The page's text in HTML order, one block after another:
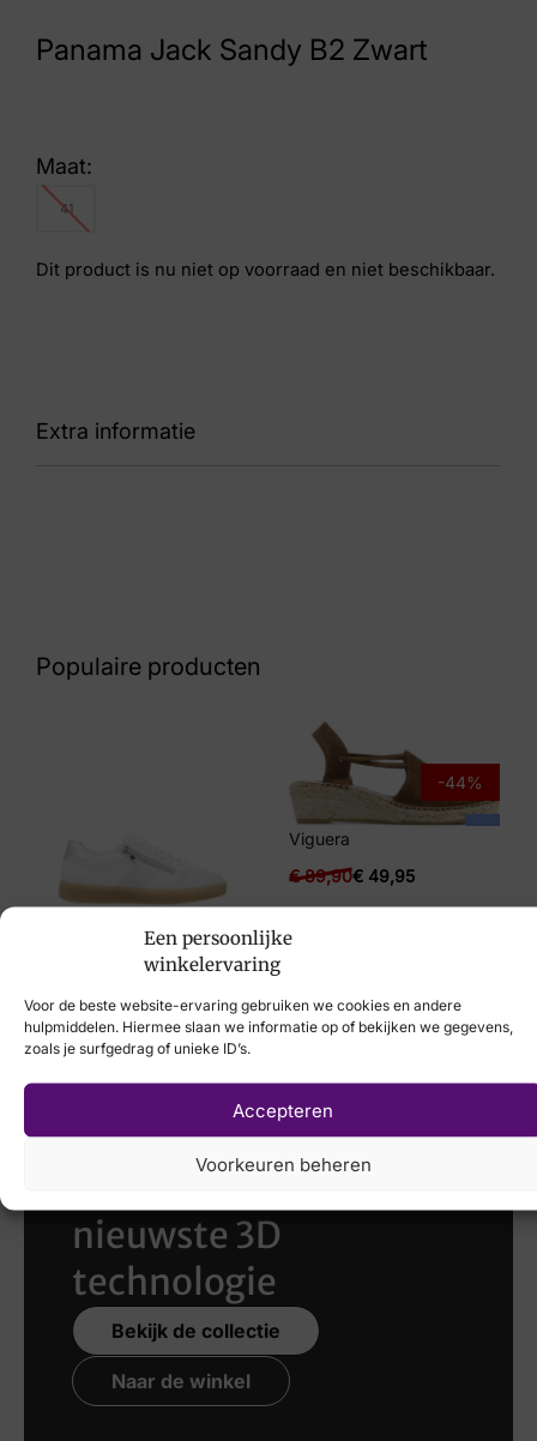
Een persoonlijke
winkelervaring
Voor de beste website-ervaring gebruiken we cookies en andere
hulpmiddelen. Hiermee slaan we informatie op of bekijken we gegevens,
zoals je surfgedrag of unieke ID’s.
Accepteren
Voorkeuren beheren
Panama Jack Sandy B2 Zwart
Maat:
41
Dit product is nu niet op voorraad en niet beschikbaar.
Extra informatie
Sandy B2
Populaire producten
-44%
Viguera
€89,90€49,95
Laat uw voeten
nieuwste 3D
technologie
Bekijk de collectie
Naar de winkel